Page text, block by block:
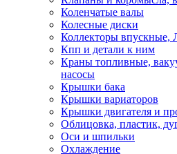
Коленчатые валы
Колесные диски
Коллекторы впускные,
Кпп и детали к ним
Краны топливные,
насосы
Крышки бака
Крышки вариаторов
Крышки двигателя и
Облицовка, пластик,
Оси и шпильки
Охлаждение